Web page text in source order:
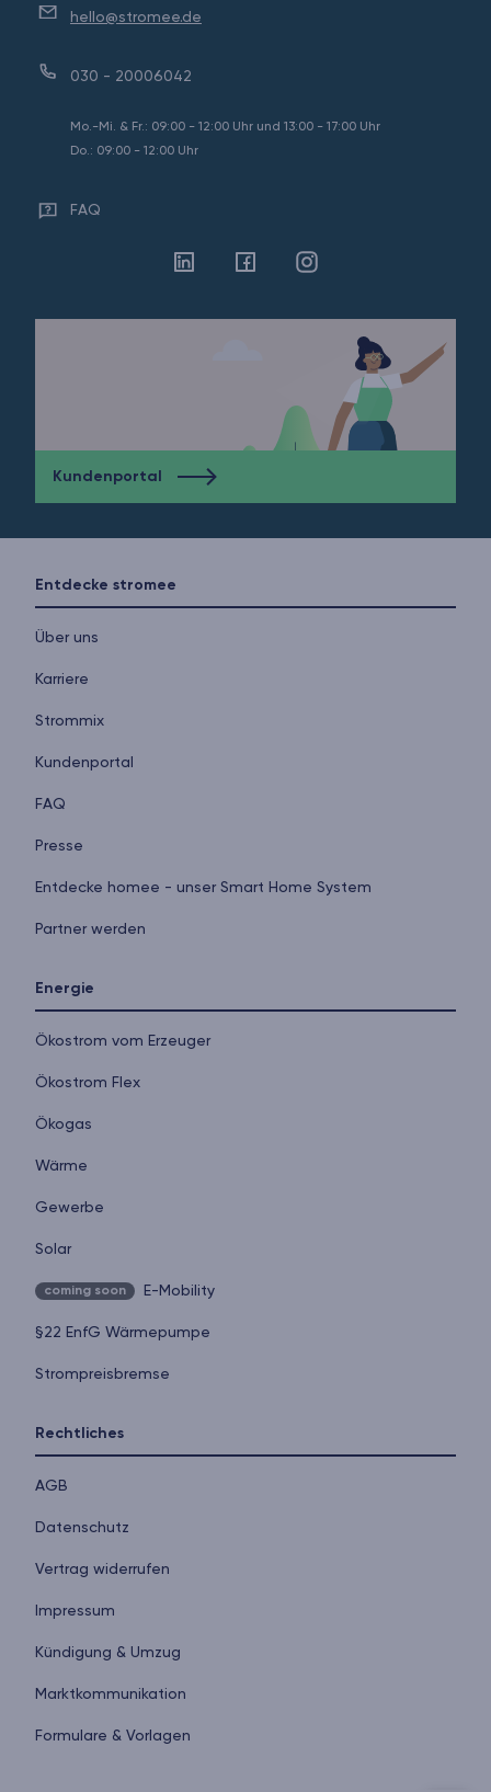
hello@stromee.de
030 - 20006042
Mo.-Mi. & Fr.: 09:00 - 12:00 Uhr und 13:00 - 17:00 Uhr
Do.: 09:00 - 12:00 Uhr
FAQ
LinkedinFacebookInstagram
Kundenportal
Entdecke stromee
Über uns
Karriere
Strommix
Kundenportal
FAQ
Presse
Entdecke homee - unser Smart Home System
Partner werden
Energie
Ökostrom vom Erzeuger
Ökostrom Flex
Ökogas
Wärme
Gewerbe
Solar
coming soon E-Mobility
§22 EnfG Wärmepumpe
Strompreisbremse
Rechtliches
AGB
Datenschutz
Vertrag widerrufen
Impressum
Kündigung & Umzug
Markt­kommunikation
Formulare & Vorlagen